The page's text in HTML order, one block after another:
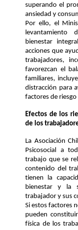
superando el
ansiedad y
Por ello, el
levantamiento
bienestar
acciones que
trabajadores,
favorezcan el
familiares,
distracción para
factores de riesgo
Efectos de los
de los
La Asociación
Psicosocial a
trabajo que se
contenido del
tienen la
bienestar y la
trabajador y sus
Si estos factores
pueden
física de los